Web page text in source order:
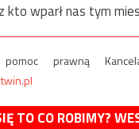
kto wparł nas tym
prawną
TO CO ROBIMY?